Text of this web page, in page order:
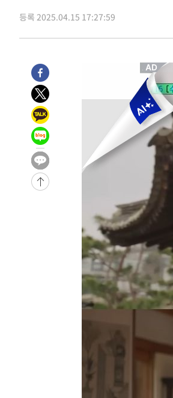
-18792초 전 >'2경기 연속 침묵' 손흥민, 톨
-17544초 전 >이강인, 오늘 서울서 AT마
-3897초 전 >
콜롬비아 신임 우파 대통령 취
41분 전 >
튀르키예 외무장관, "메카 3국 방
1시간 전 >
이군이 불법 군시설 건설한 레
2시간 전 >
[속보]美중부 사령관, 이스라엘
2시간 전 >
美 국방부, 켄달 전 공군장관
론 누출”
2시간 전 >
‘축구의 신’ 아르헨티나 축구 선
2시간 전 >
“美 이란전 무기 소진…북한과
등록 2025.04.15 17:27:59